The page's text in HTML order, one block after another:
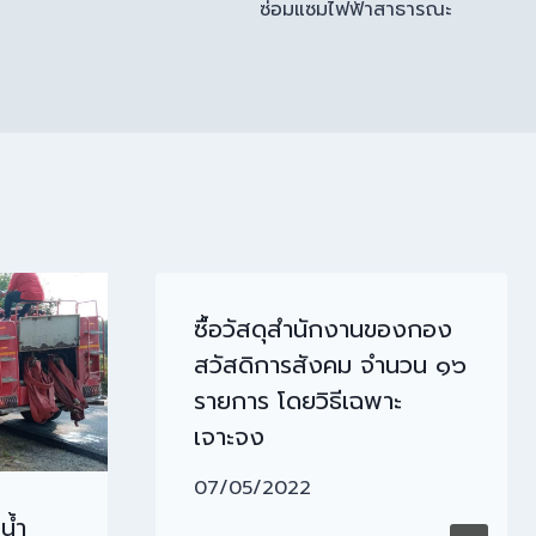
ซ่อมแซมไฟฟ้าสาธารณะ
ำ
ซื้อวัสดุสำนักงานของกอง
สวัสดิการสังคม จำนวน ๑๖
รายการ โดยวิธีเฉพาะ
เจาะจง
07/05/2022